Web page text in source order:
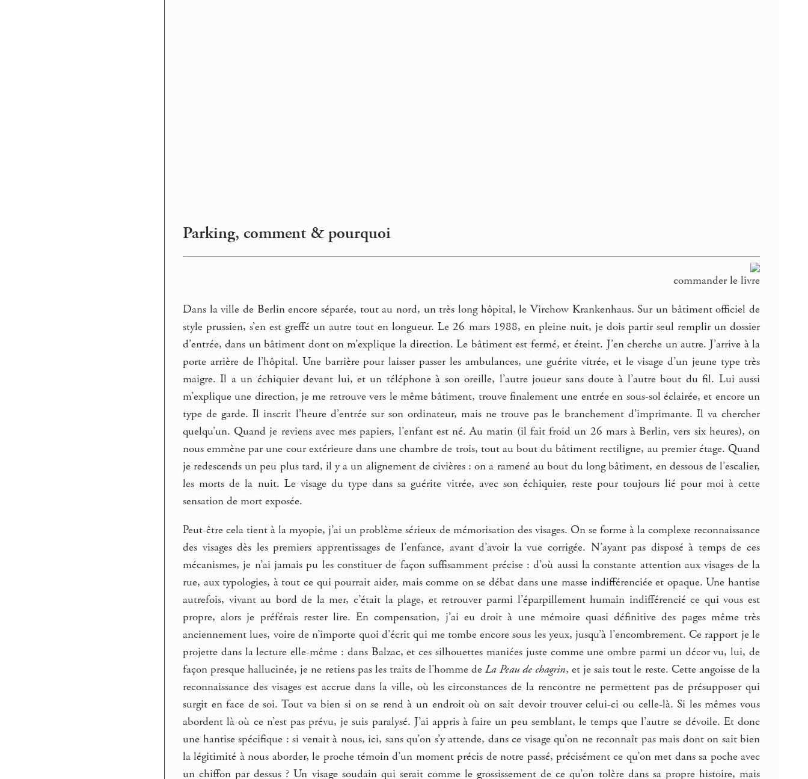
Parking, comment & pourquoi
commander le livre
Dans la ville de Berlin encore séparée, tout au nord, un très long hôpital, le Virchow Krankenhaus. Sur un bâtiment officiel de
style prussien, s’en est greffé un autre tout en longueur. Le 26 mars 1988, en pleine nuit, je dois partir seul remplir un dossier
d’entrée, dans un bâtiment dont on m’explique la direction. Le bâtiment est fermé, et éteint. J’en cherche un autre. J’arrive à la
porte arrière de l’hôpital. Une barrière pour laisser passer les ambulances, une guérite vitrée, et le visage d’un jeune type très
maigre. Il a un échiquier devant lui, et un téléphone à son oreille, l’autre joueur sans doute à l’autre bout du fil. Lui aussi
m’explique une direction, je me retrouve vers le même bâtiment, trouve finalement une entrée en sous-sol éclairée, et encore un
type de garde. Il inscrit l’heure d’entrée sur son ordinateur, mais ne trouve pas le branchement d’imprimante. Il va chercher
quelqu’un. Quand je reviens avec mes papiers, l’enfant est né. Au matin (il fait froid un 26 mars à Berlin, vers six heures), on
nous emmène par une cour extérieure dans une chambre de trois, tout au bout du bâtiment rectiligne, au premier étage. Quand
je redescends un peu plus tard, il y a un alignement de civières : on a ramené au bout du long bâtiment, en dessous de l’escalier,
les morts de la nuit. Le visage du type dans sa guérite vitrée, avec son échiquier, reste pour toujours lié pour moi à cette
sensation de mort exposée.
Peut-être cela tient à la myopie, j’ai un problème sérieux de mémorisation des visages. On se forme à la complexe reconnaissance
des visages dès les premiers apprentissages de l’enfance, avant d’avoir la vue corrigée. N’ayant pas disposé à temps de ces
mécanismes, je n’ai jamais pu les constituer de façon suffisamment précise : d’où aussi la constante attention aux visages de la
rue, aux typologies, à tout ce qui pourrait aider, mais comme on se débat dans une masse indifférenciée et opaque. Une hantise
autrefois, vivant au bord de la mer, c’était la plage, et retrouver parmi l’éparpillement humain indifférencié ce qui vous est
propre, alors je préférais rester lire. En compensation, j’ai eu droit à une mémoire quasi définitive des pages même très
anciennement lues, voire de n’importe quoi d’écrit qui me tombe encore sous les yeux, jusqu’à l’encombrement. Ce rapport je le
projette dans la lecture elle-même : dans Balzac, et ces silhouettes maniées juste comme une ombre parmi un décor vu, lui, de
façon presque hallucinée, je ne retiens pas les traits de l’homme deLa Peau de chagrin, et je sais tout le reste. Cette angoisse de la
reconnaissance des visages est accrue dans la ville, où les circonstances de la rencontre ne permettent pas de présupposer qui
surgit en face de soi. Tout va bien si on se rend à un endroit où on sait devoir trouver celui-ci ou celle-là. Si les mêmes vous
abordent là où ce n’est pas prévu, je suis paralysé. J’ai appris à faire un peu semblant, le temps que l’autre se dévoile. Et donc
une hantise spécifique : si venait à nous, ici, sans qu’on s’y attende, dans ce visage qu’on ne reconnaît pas mais dont on sait bien
la légitimité à nous aborder, le proche témoin d’un moment précis de notre passé, précisément ce qu’on met dans sa poche avec
un chiffon par dessus ? Un visage soudain qui serait comme le grossissement de ce qu’on tolère dans sa propre histoire, mais